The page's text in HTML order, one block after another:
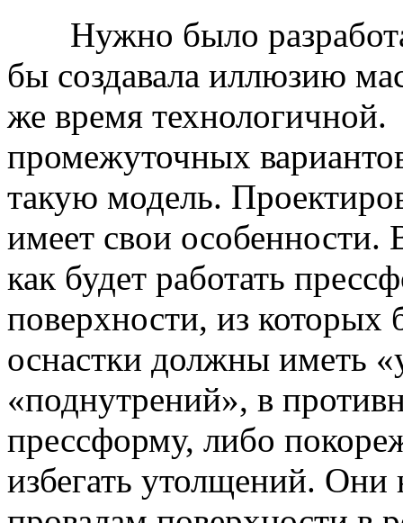
Нужно было
бы создавала иллюзию
же время
промежуточных
такую модель.
имеет свои особенности.
как будет работать
поверхности, из которых
оснастки должны иметь
«поднутрений», в
прессформу, либо
избегать утолщений. Они